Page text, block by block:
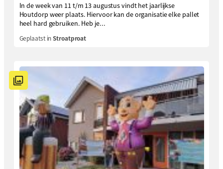
In de week van 11 t/m 13 augustus vindt het jaarlijkse
Houtdorp weer plaats. Hiervoor kan de organisatie elke pallet
heel hard gebruiken. Heb je...
Geplaatst inStroatproat